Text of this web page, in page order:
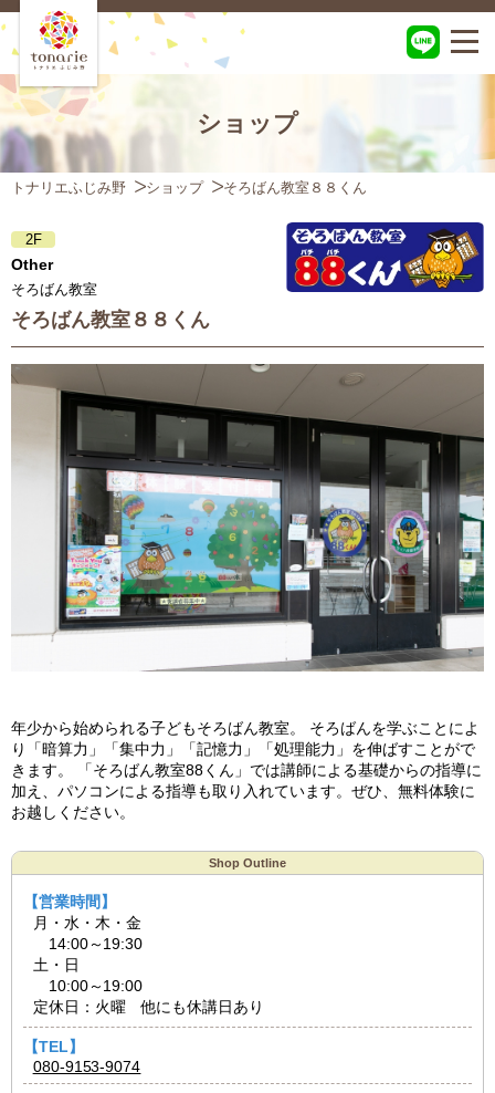
ショップ
トナリエふじみ野 ショップ そろばん教室８８くん
2F
Other
そろばん教室
そろばん教室８８くん
年少から始められる子どもそろばん教室。 そろばんを学ぶことによ
り「暗算力」「集中力」「記憶力」「処理能力」を伸ばすことがで
きます。 「そろばん教室88くん」では講師による基礎からの指導に
加え、パソコンによる指導も取り入れています。ぜひ、無料体験に
お越しください。
Shop Outline
【営業時間】
月・水・木・金
14:00～19:30
土・日
10:00～19:00
定休日：火曜 他にも休講日あり
【TEL】
080-9153-9074